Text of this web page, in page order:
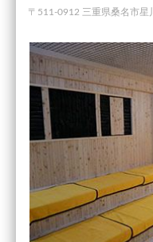
〒511-0912 三重県桑名市星